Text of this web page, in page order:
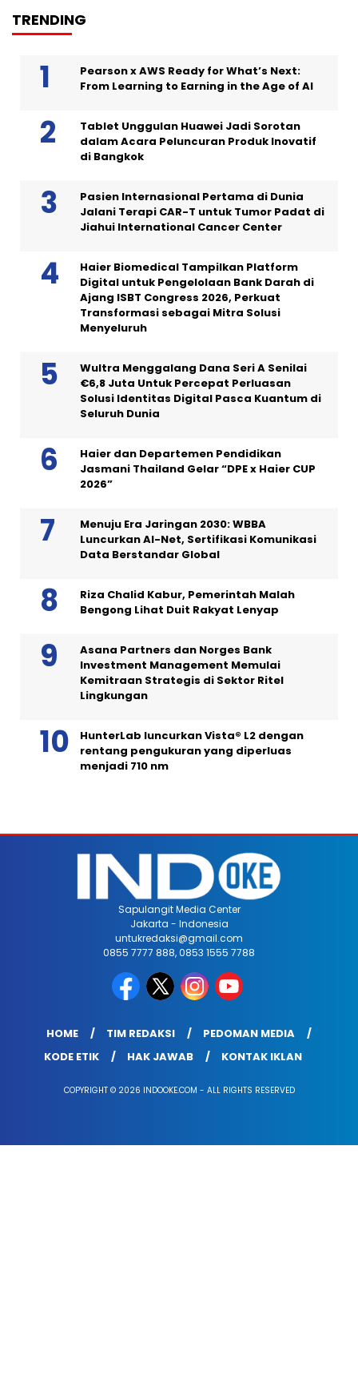
TRENDING
Pearson x AWS Ready for What’s Next:
From Learning to Earning in the Age of AI
Tablet Unggulan Huawei Jadi Sorotan
dalam Acara Peluncuran Produk Inovatif
di Bangkok
Pasien Internasional Pertama di Dunia
Jalani Terapi CAR-T untuk Tumor Padat di
Jiahui International Cancer Center
Haier Biomedical Tampilkan Platform
Digital untuk Pengelolaan Bank Darah di
Ajang ISBT Congress 2026, Perkuat
Transformasi sebagai Mitra Solusi
Menyeluruh
Wultra Menggalang Dana Seri A Senilai
€6,8 Juta Untuk Percepat Perluasan
Solusi Identitas Digital Pasca Kuantum di
Seluruh Dunia
Haier dan Departemen Pendidikan
Jasmani Thailand Gelar “DPE x Haier CUP
2026”
Menuju Era Jaringan 2030: WBBA
Luncurkan AI-Net, Sertifikasi Komunikasi
Data Berstandar Global
Riza Chalid Kabur, Pemerintah Malah
Bengong Lihat Duit Rakyat Lenyap
Asana Partners dan Norges Bank
Investment Management Memulai
Kemitraan Strategis di Sektor Ritel
Lingkungan
HunterLab luncurkan Vista® L2 dengan
rentang pengukuran yang diperluas
menjadi 710 nm
Sapulangit Media Center
Jakarta - Indonesia
untukredaksi@gmail.com
0855 7777 888, 0853 1555 7788
HOME TIM REDAKSI
PEDOMAN MEDIA
KODE ETIK
HAK JAWAB KONTAK IKLAN
COPYRIGHT © 2026 INDOOKE.COM - ALL RIGHTS RESERVED